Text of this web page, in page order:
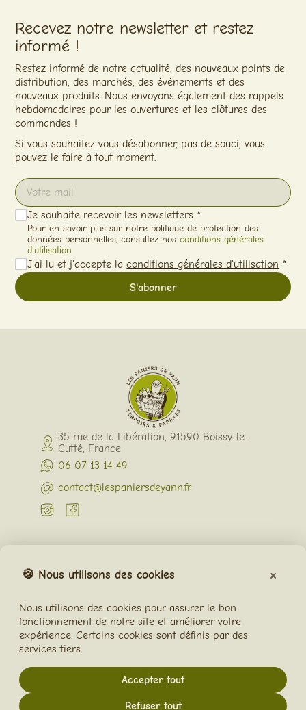
🍪 Nous utilisons des cookies ×
Nous utilisons des cookies pour assurer le bon
fonctionnement de notre site et améliorer votre
expérience. Certains cookies sont définis par des
services tiers.
Accepter tout
Refuser tout
Recevez notre newsletter et restez
informé !
Restez informé de notre actualité, des nouveaux points de
distribution, des marchés, des événements et des
nouveaux produits. Nous envoyons également des rappels
hebdomadaires pour les ouvertures et les clôtures des
commandes !
Si vous souhaitez vous désabonner, pas de souci, vous
pouvez le faire à tout moment.
Je souhaite recevoir les newsletters *
Pour en savoir plus sur notre politique de protection des
données personnelles, consultez nosconditions générales
d'utilisation
J'ai lu et j'accepte laconditions générales d'utilisation *
35 rue de la Libération, 91590 Boissy-le-
Cutté, France
06 07 13 14 49
contact@lespaniersdeyann.fr
Contactez-nous
J'exerce mon droit de rétractation
Votre compte